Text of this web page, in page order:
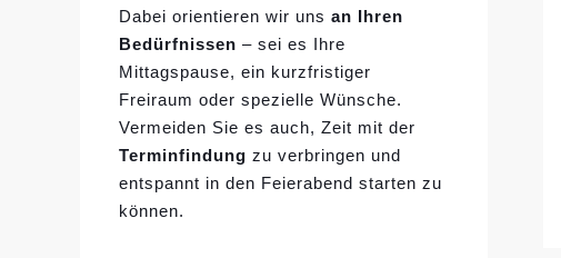
Dabei orientieren wir uns an Ihren
Bedürfnissen – sei es Ihre
Mittagspause, ein kurzfristiger
Freiraum oder spezielle Wünsche.
Vermeiden Sie es auch, Zeit mit der
Terminfindung zu verbringen und
entspannt in den Feierabend starten zu
können.